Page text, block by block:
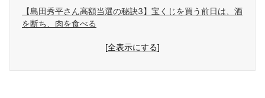
【島田秀平さん高額当選の秘訣3】宝くじを買う前日は、酒
を断ち、肉を食べる
[全表示にする]